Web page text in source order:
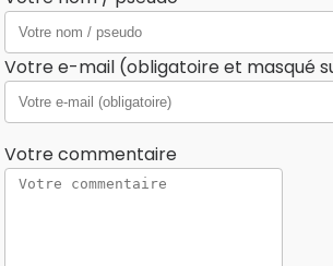
Votre e-mail (obligatoire et masqué
Votre commentaire